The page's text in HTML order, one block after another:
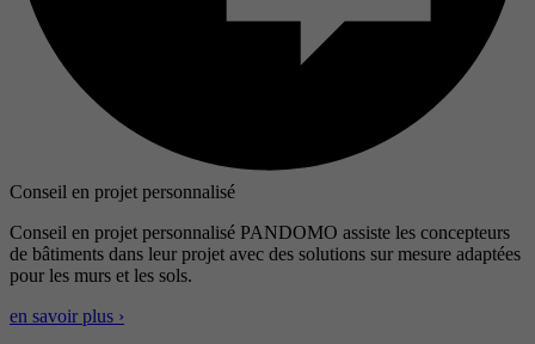
Conseil en projet personnalisé
Conseil en projet personnalisé PANDOMO assiste les concepteurs
de bâtiments dans leur projet avec des solutions sur mesure adaptées
pour les murs et les sols.
en savoir plus ›